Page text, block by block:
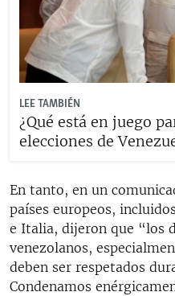
LEE TAMBIÉN
¿Qué está en juego
elecciones de
En tanto, en un
países europeos,
e Italia, dijeron que “los
venezolanos,
deben ser respetados
Condenamos